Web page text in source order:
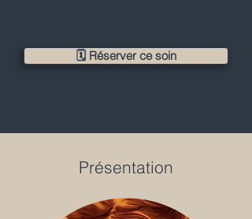
🗓️ Réserver ce soin
Présentation